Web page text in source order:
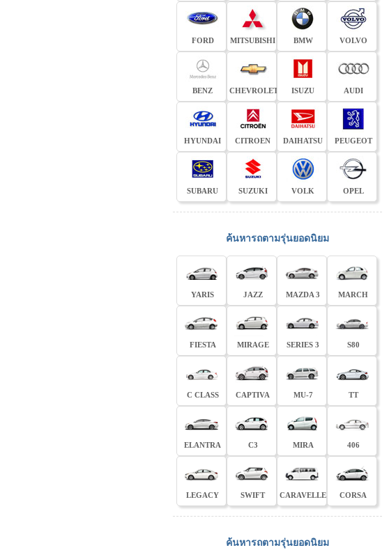
FORD MITSUBISHI BMW VOLVO
BENZ CHEVROLET ISUZU AUDI
HYUNDAI CITROEN DAIHATSU PEUGEOT
SUBARU SUZUKI VOLK OPEL
ค้นหารถตามรุ่นยอดนิยม
YARIS JAZZ MAZDA 3 MARCH
FIESTA MIRAGE SERIES 3 S80
C CLASS CAPTIVA MU-7 TT
ELANTRA C3 MIRA 406
LEGACY SWIFT CARAVELLE CORSA
ค้นหารถตามรุ่นยอดนิยม